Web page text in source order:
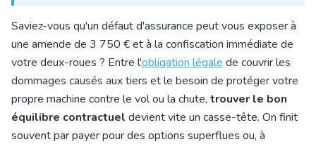
Saviez-vous qu'un défaut d'assurance peut vous exposer à
une amende de 3 750 € et à la confiscation immédiate de
votre deux-roues ? Entre l'obligation légale de couvrir les
dommages causés aux tiers et le besoin de protéger votre
propre machine contre le vol ou la chute, trouver le bon
équilibre contractuel devient vite un casse-tête. On finit
souvent par payer pour des options superflues ou, à